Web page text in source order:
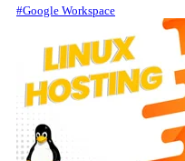
#Google Workspace